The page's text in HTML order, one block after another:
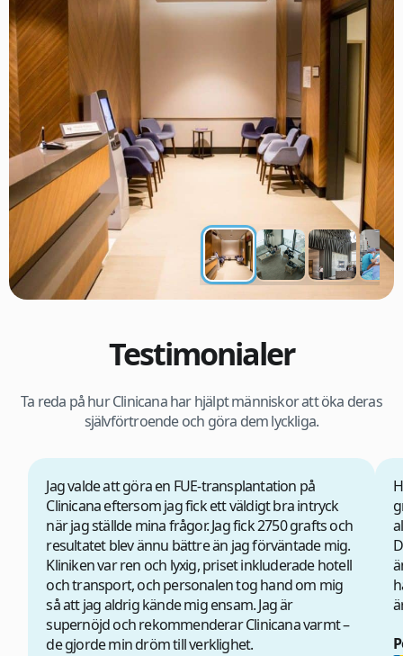
Testimonialer
Ta reda på hur Clinicana har hjälpt människor att öka deras
självförtroende och göra dem lyckliga.
Jag valde att göra en FUE-transplantation på
Clinicana eftersom jag fick ett väldigt bra intryck
när jag ställde mina frågor. Jag fick 2750 grafts och
resultatet blev ännu bättre än jag förväntade mig.
Kliniken var ren och lyxig, priset inkluderade hotell
och transport, och personalen tog hand om mig
så att jag aldrig kände mig ensam. Jag är
supernöjd och rekommenderar Clinicana varmt –
de gjorde min dröm till verklighet.